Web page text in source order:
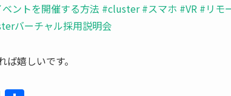
ントを開催する方法 #cluster #スマホ #VR #リモ
バーチャル採用説明会
嬉しいです。